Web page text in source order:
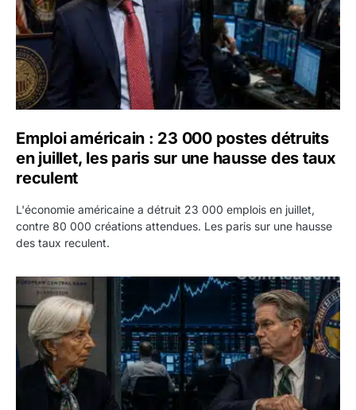
Emploi américain : 23 000 postes détruits
en juillet, les paris sur une hausse des taux
reculent
L'économie américaine a détruit 23 000 emplois en juillet,
contre 80 000 créations attendues. Les paris sur une hausse
des taux reculent.
Yen : Washington a vendu des euros sans prévenir la